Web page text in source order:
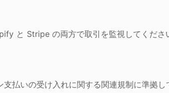
と Stripe の両方で取引を監視してくださ
払いの受け入れに関する関連規制に準拠し